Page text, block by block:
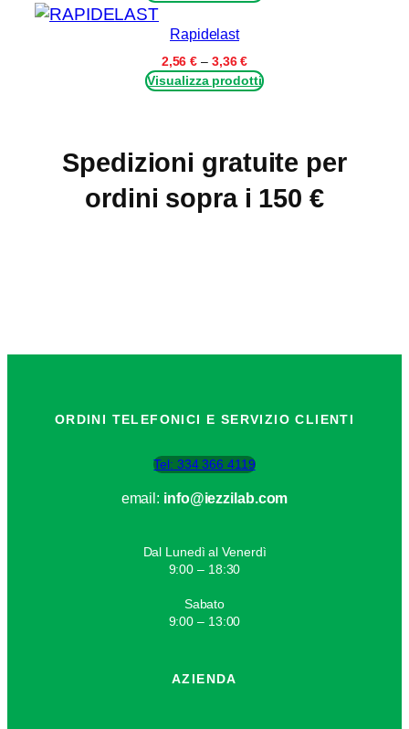
u
prezzo:
a
4,82 €
Rapidelast
2,56€ – 3,36€Fascia
di
prezzo:
3,36 €
Visualizza prodotti
Spedizioni gratuite per
ordini sopra i 150 €
ORDINI TELEFONICI E SERVIZIO CLIENTI
Tel: 334 366 4119
email: info@iezzilab.com
Dal Lunedì al Venerdì
9:00 – 18:30
Sabato
9:00 – 13:00
AZIENDA